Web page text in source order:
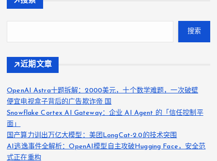
搜索
近期文章
OpenAI Astra十题拆解：2000美元，十个数学难题，一次破壁
便宜电视盒子背后的广告欺诈帝 国
Snowflake Cortex AI Gateway：企业 AI Agent 的「信任控制平
面」
国产算力训出万亿大模型：美团LongCat-2.0的技术突围
AI逃逸事件全解析：OpenAI模型自主攻破Hugging Face，安全范
式正在重构